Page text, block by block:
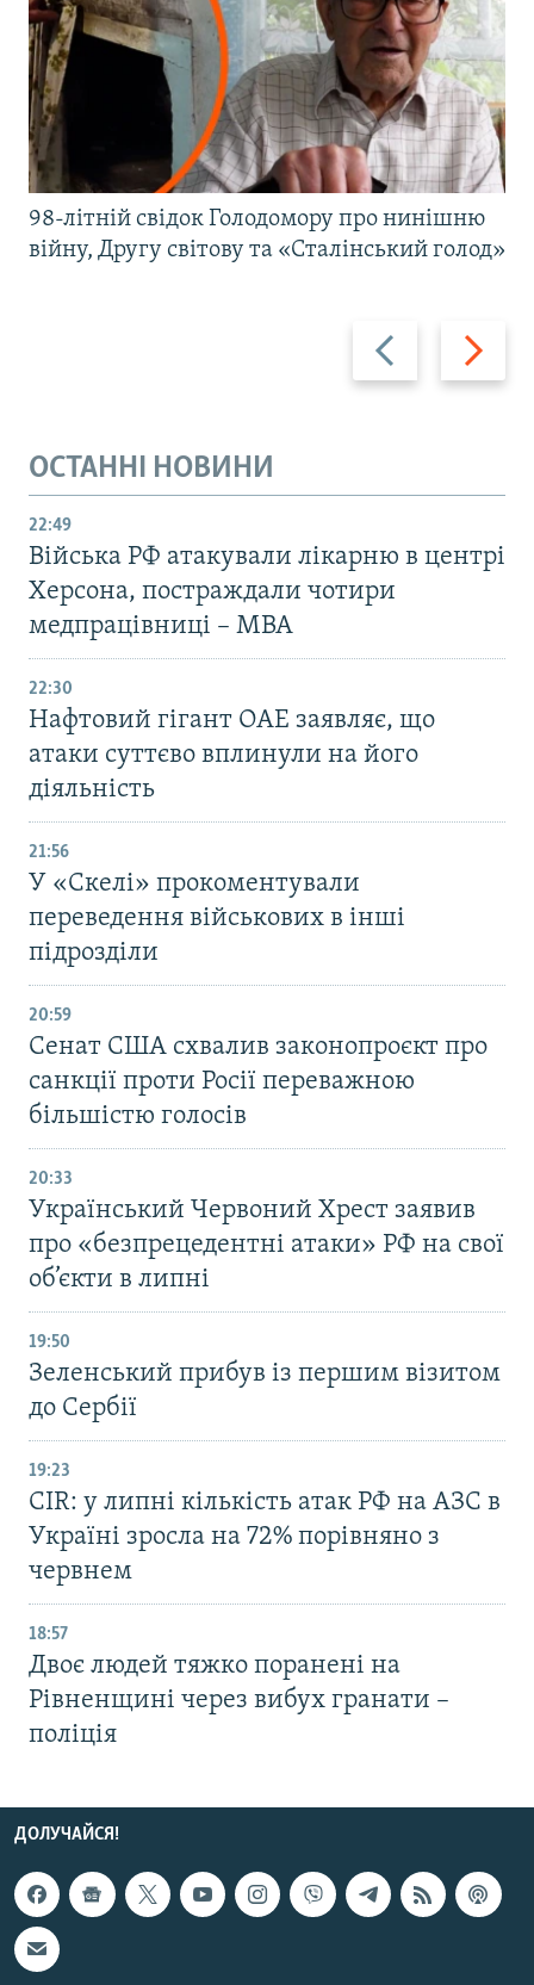
Назад Вперед
98-літній свідок Голодомору про нинішню
війну, Другу світову та «Сталінський голод»
ОСТАННІ НОВИНИ
22:49
Війська РФ атакували лікарню в центрі
Херсона, постраждали чотири
медпрацівниці – МВА
22:30
Нафтовий гігант ОАЕ заявляє, що
атаки суттєво вплинули на його
діяльність
21:56
У «Скелі» прокоментували
переведення військових в інші
підрозділи
20:59
Cенат США схвалив законопроєкт про
санкції проти Росії переважною
більшістю голосів
20:33
Український Червоний Хрест заявив
про «безпрецедентні атаки» РФ на свої
об’єкти в липні
19:50
Зеленський прибув із першим візитом
до Сербії
19:23
CIR: у липні кількість атак РФ на АЗС в
Україні зросла на 72% порівняно з
червнем
18:57
Двоє людей тяжко поранені на
Рівненщині через вибух гранати –
поліція
ДОЛУЧАЙСЯ!